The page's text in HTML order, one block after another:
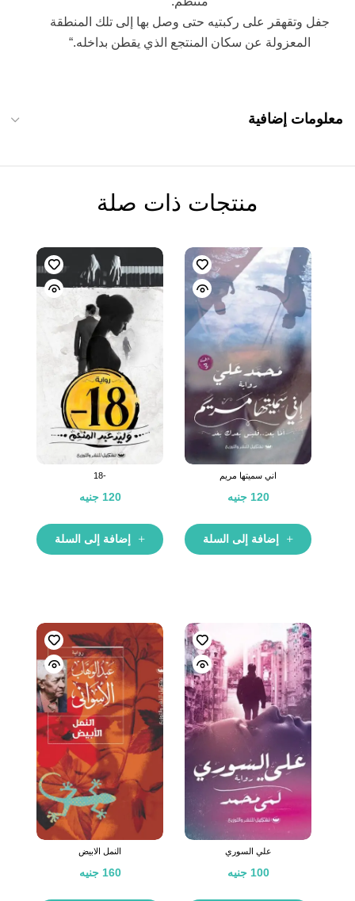
جفل وتقهقر على ركبتيه حتى وصل بها إلى تلك المنطقة
المعزولة عن سكان المنتجع الذي يقطن بداخله.“
معلومات إضافية
منتجات ذات صلة
اني سميتها مريم
120 جنيه
إضافة إلى السلة
-18
120 جنيه
إضافة إلى السلة
علي السوري
100 جنيه
النمل الابيض
160 جنيه